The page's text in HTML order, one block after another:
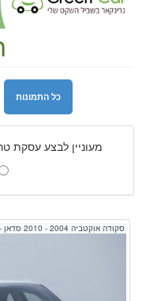
כל התמונות
מעוניין לבצע עסקת
סקודה אוקטביה 2004 - 2010 סדאן - מבט מאחור